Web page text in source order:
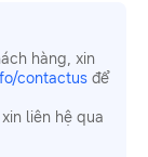
hàng, xin
contactus để
liên hệ qua